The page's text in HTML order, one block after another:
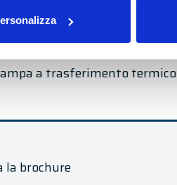
separatore prodotti
a trasferimento termico
la brochure